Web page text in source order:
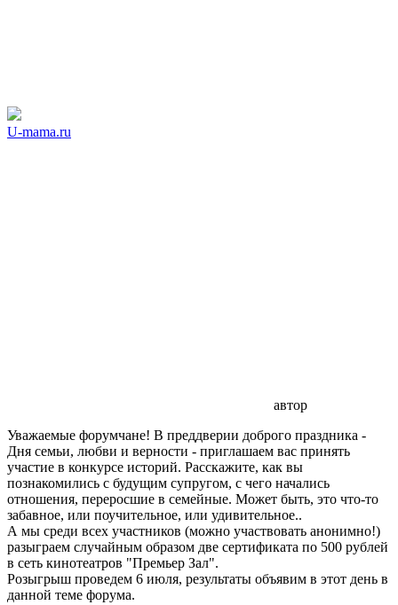
U-mama.ru
автор
Уважаемые форумчане! В преддверии доброго праздника -
Дня семьи, любви и верности - приглашаем вас принять
участие в конкурсе историй. Расскажите, как вы
познакомились с будущим супругом, с чего начались
отношения, переросшие в семейные. Может быть, это что-то
забавное, или поучительное, или удивительное..
А мы среди всех участников (можно участвовать анонимно!)
разыграем случайным образом две сертификата по 500 рублей
в сеть кинотеатров "Премьер Зал".
Розыгрыш проведем 6 июля, результаты объявим в этот день в
данной теме форума.